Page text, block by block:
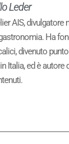
Leder
AIS, divulgatore
Ha
divenuto
Italia, ed è autore